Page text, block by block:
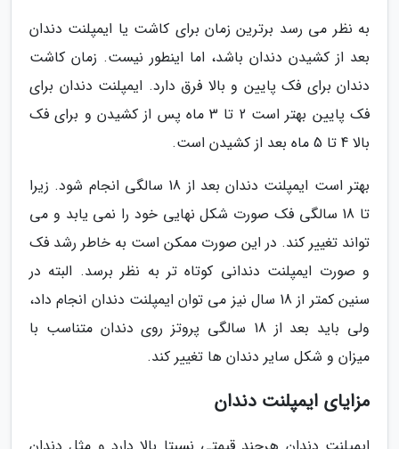
به نظر می رسد برترین زمان برای کاشت یا ایمپلنت دندان
بعد از کشیدن دندان باشد، اما اینطور نیست. زمان کاشت
دندان برای فک پایین و بالا فرق دارد. ایمپلنت دندان برای
فک پایین بهتر است 2 تا 3 ماه پس از کشیدن و برای فک
بالا 4 تا 5 ماه بعد از کشیدن است.
بهتر است ایمپلنت دندان بعد از 18 سالگی انجام شود. زیرا
تا 18 سالگی فک صورت شکل نهایی خود را نمی یابد و می
تواند تغییر کند. در این صورت ممکن است به خاطر رشد فک
و صورت ایمپلنت دندانی کوتاه تر به نظر برسد. البته در
سنین کمتر از 18 سال نیز می توان ایمپلنت دندان انجام داد،
ولی باید بعد از 18 سالگی پروتز روی دندان متناسب با
میزان و شکل سایر دندان ها تغییر کند.
مزایای ایمپلنت دندان